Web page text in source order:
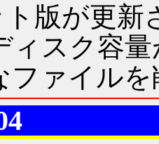
版が更新
ィスク容
ファイル